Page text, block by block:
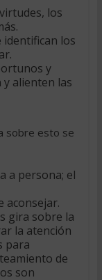
los
identifican los
y
alienten las
sobre esto se
a persona; el
aconsejar.
gira sobre la
la atención
para
de
son